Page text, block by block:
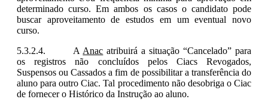
determinado curso. Em ambos os casos o candidato pode
buscar aproveitamento de estudos em um eventual novo
curso.
A Anac atribuirá a situação “Cancelado” para
os registros não concluídos pelos Ciacs Revogados,
Suspensos ou Cassados a fim de possibilitar a transferência do
aluno para outro Ciac. Tal procedimento não desobriga o Ciac
de fornecer o Histórico da Instrução ao aluno.